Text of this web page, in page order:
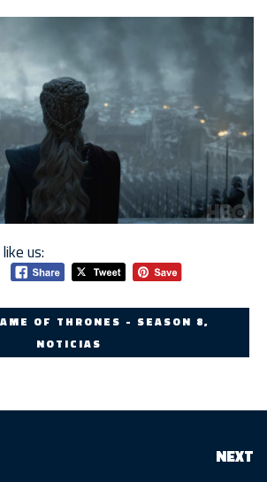
us:
OF THRONES - SEASON 8,
NOTICIAS
NEXT